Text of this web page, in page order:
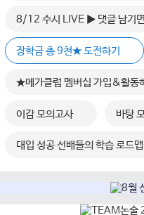
8/12 수시 LIVE ▶ 댓글 남기
장학금 총 9천★ 도전하기
★메가클럽 멤버십 가입&활동
이감 모의고사 바탕
대입 성공 선배들의 학습 로드